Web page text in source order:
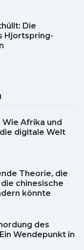
Die
Hjortspring-
Wie Afrika und
digitale Welt
Theorie, die
chinesische
könnte
des
Wendepunkt in